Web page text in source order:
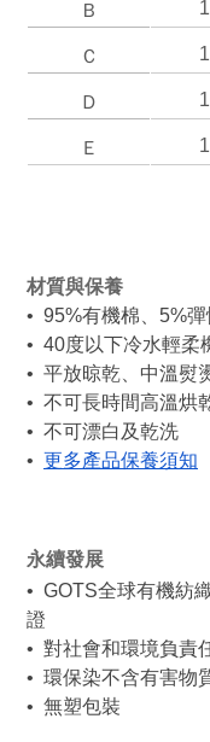
Ｂ
Ｃ
Ｄ
Ｅ
材質與保養
•  95%有機棉、5%
•  40度以下冷水輕柔
•  平放晾乾、中溫熨
•  不可長時間高溫烘
•  不可漂白及乾洗
• 更多產品保養須知
永續發展
•  GOTS全球有機紡
證
•  對社會和環境負責
•  環保染不含有害物
•  無塑包裝